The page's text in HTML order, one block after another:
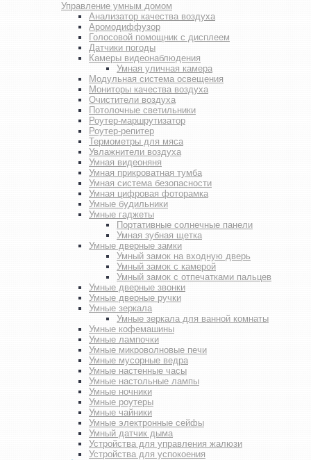
Управление умным домом
Анализатор качества воздуха
Аромодиффузор
Голосовой помощник с дисплеем
Датчики погоды
Камеры видеонаблюдения
Умная уличная камера
Модульная система освещения
Мониторы качества воздуха
Очистители воздуха
Потолочные светильники
Роутер-маршрутизатор
Роутер-репитер
Термометры для мяса
Увлажнители воздуха
Умная видеоняня
Умная прикроватная тумба
Умная система безопасности
Умная цифровая фоторамка
Умные будильники
Умные гаджеты
Портативные солнечные панели
Умная зубная щетка
Умные дверные замки
Умный замок на входную дверь
Умный замок с камерой
Умный замок с отпечатками пальцев
Умные дверные звонки
Умные дверные ручки
Умные зеркала
Умные зеркала для ванной комнаты
Умные кофемашины
Умные лампочки
Умные микроволновые печи
Умные мусорные ведра
Умные настенные часы
Умные настольные лампы
Умные ночники
Умные роутеры
Умные чайники
Умные электронные сейфы
Умный датчик дыма
Устройства для управления жалюзи
Устройства для успокоения